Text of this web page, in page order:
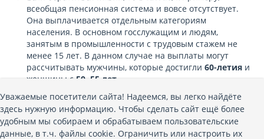
всеобщая пенсионная система и вовсе отсутствует.
Она выплачивается отдельным категориям
населения. В основном госслужащим и людям,
занятым в промышленности с трудовым стажем не
менее 15 лет. В данном случае на выплаты могут
рассчитывать мужчины, которые достигли 60-летия и
женщины с 50−55 лет
Подобная пенсионная система действует и
в Индии
ВЯпонии- 65 лет
Уважаемые посетители сайта! Надеемся, вы легко найдёте
здесь нужную информацию. Чтобы сделать сайт ещё более
удобным мы собираем и обрабатываем пользовательские
данные, в т.ч. файлы cookie. Ограничить или настроить их